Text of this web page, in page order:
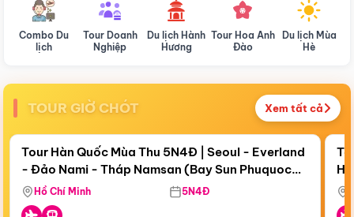
Combo Du
lịch
Tour Doanh
Nghiệp
Du lịch Hành
Hương
Tour Hoa Anh
Đào
Du lịch Mùa
Hè
TOUR GIỜ CHÓT Xem tất cả
Còn19 ngày 04:51:39
Điểm nổi bật
Tour Hàn Quốc Mùa Thu 5N4Đ | Seoul - Everland
- Đảo Nami - Tháp Namsan (Bay Sun Phuquoc
Airways)
Hồ Chí Minh 5N4Đ